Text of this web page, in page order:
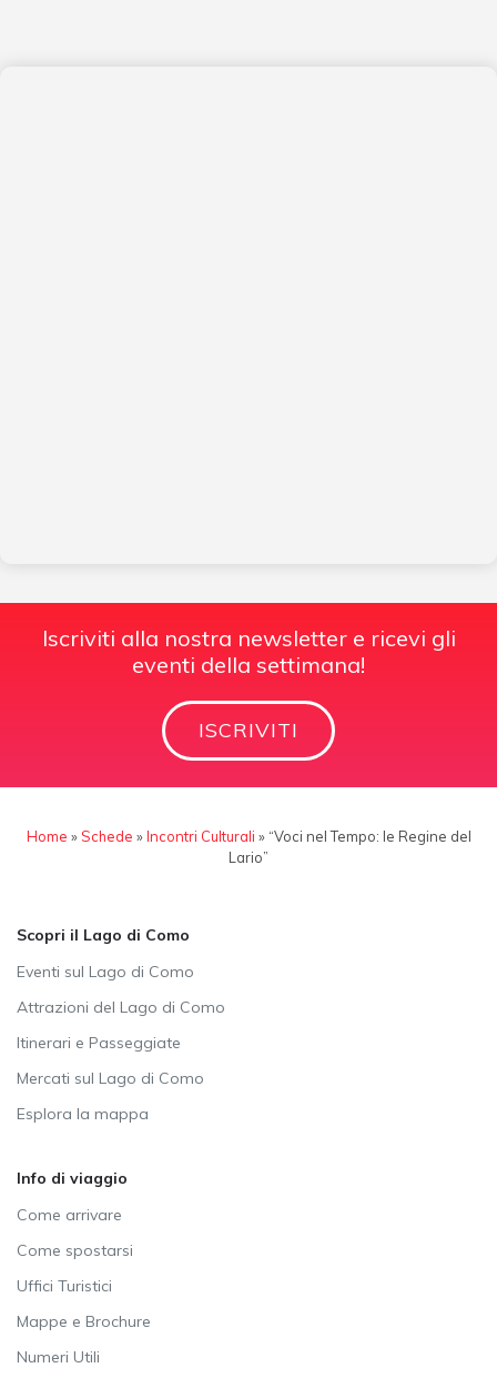
Iscriviti alla nostra newsletter e ricevi gli
eventi della settimana!
ISCRIVITI
Home »Schede »Incontri Culturali » “Voci nel Tempo: le Regine del
Lario”
Scopri il Lago di Como
Eventi sul Lago di Como
Attrazioni del Lago di Como
Itinerari e Passeggiate
Mercati sul Lago di Como
Esplora la mappa
Info di viaggio
Come arrivare
Come spostarsi
Uffici Turistici
Mappe e Brochure
Numeri Utili